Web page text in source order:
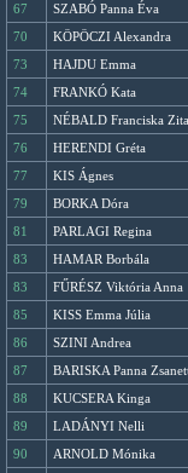
67
SZABÓ Panna Éva
70
KÖPÖCZI Alexandra
73
HAJDU Emma
74
FRANKÓ Kata
75
NÉBALD Franciska Zita
76
HERENDI Gréta
77
KIS Ágnes
79
BORKA Dóra
81
PARLAGI Regina
83
HAMAR Borbála
83
FŰRÉSZ Viktória Anna
85
KISS Emma Júlia
86
SZINI Andrea
87
BARISKA Panna
88
KUCSERA Kinga
89
LADÁNYI Nelli
90
ARNOLD Mónika